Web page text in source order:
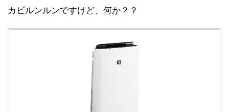
カビルンルンですけど、何か？？